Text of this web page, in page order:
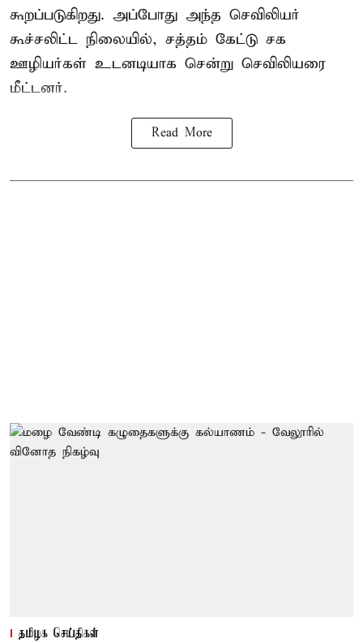
கூறப்படுகிறது. அப்போது அந்த செவிலியர்
கூச்சலிட்ட நிலையில், சத்தம் கேட்டு சக
ஊழியர்கள் உடனடியாக சென்று செவிலியரை
மீட்டனர்.
Read More
தமிழக செய்திகள்